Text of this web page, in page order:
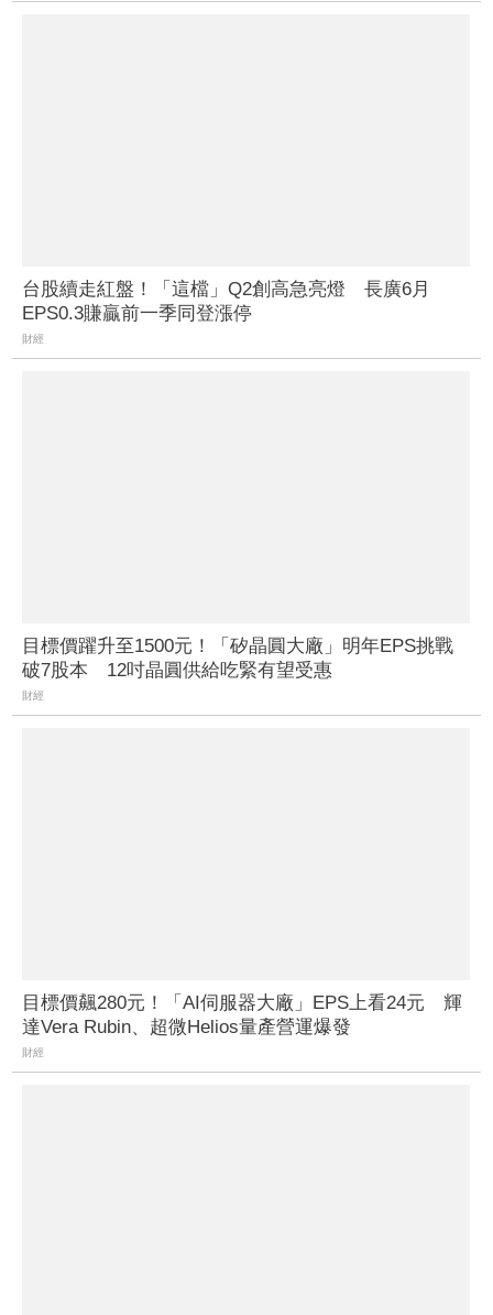
台股續走紅盤！「這檔」Q2創高急亮燈 長廣6月
EPS0.3賺贏前一季同登漲停
財經
目標價躍升至1500元！「矽晶圓大廠」明年EPS挑戰
破7股本 12吋晶圓供給吃緊有望受惠
財經
目標價飆280元！「AI伺服器大廠」EPS上看24元 輝
達Vera Rubin、超微Helios量產營運爆發
財經